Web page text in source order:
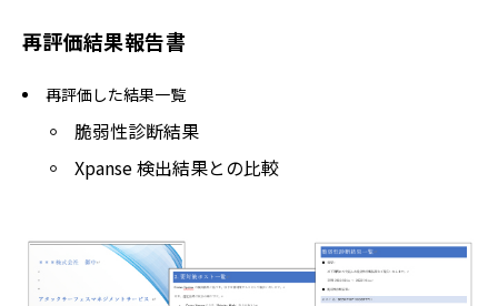
再評価結果報告書
再評価した結果一覧
脆弱性診断結果
Xpanse 検出結果との比較